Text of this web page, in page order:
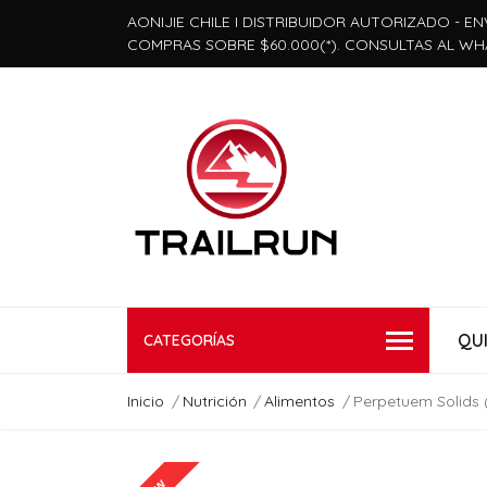
AONIJIE CHILE I DISTRIBUIDOR AUTORIZADO -
COMPRAS SOBRE $60.000(*). CONSULTAS AL
CATEGORÍAS
Inicio Nutrición Alimentos Perpetuem